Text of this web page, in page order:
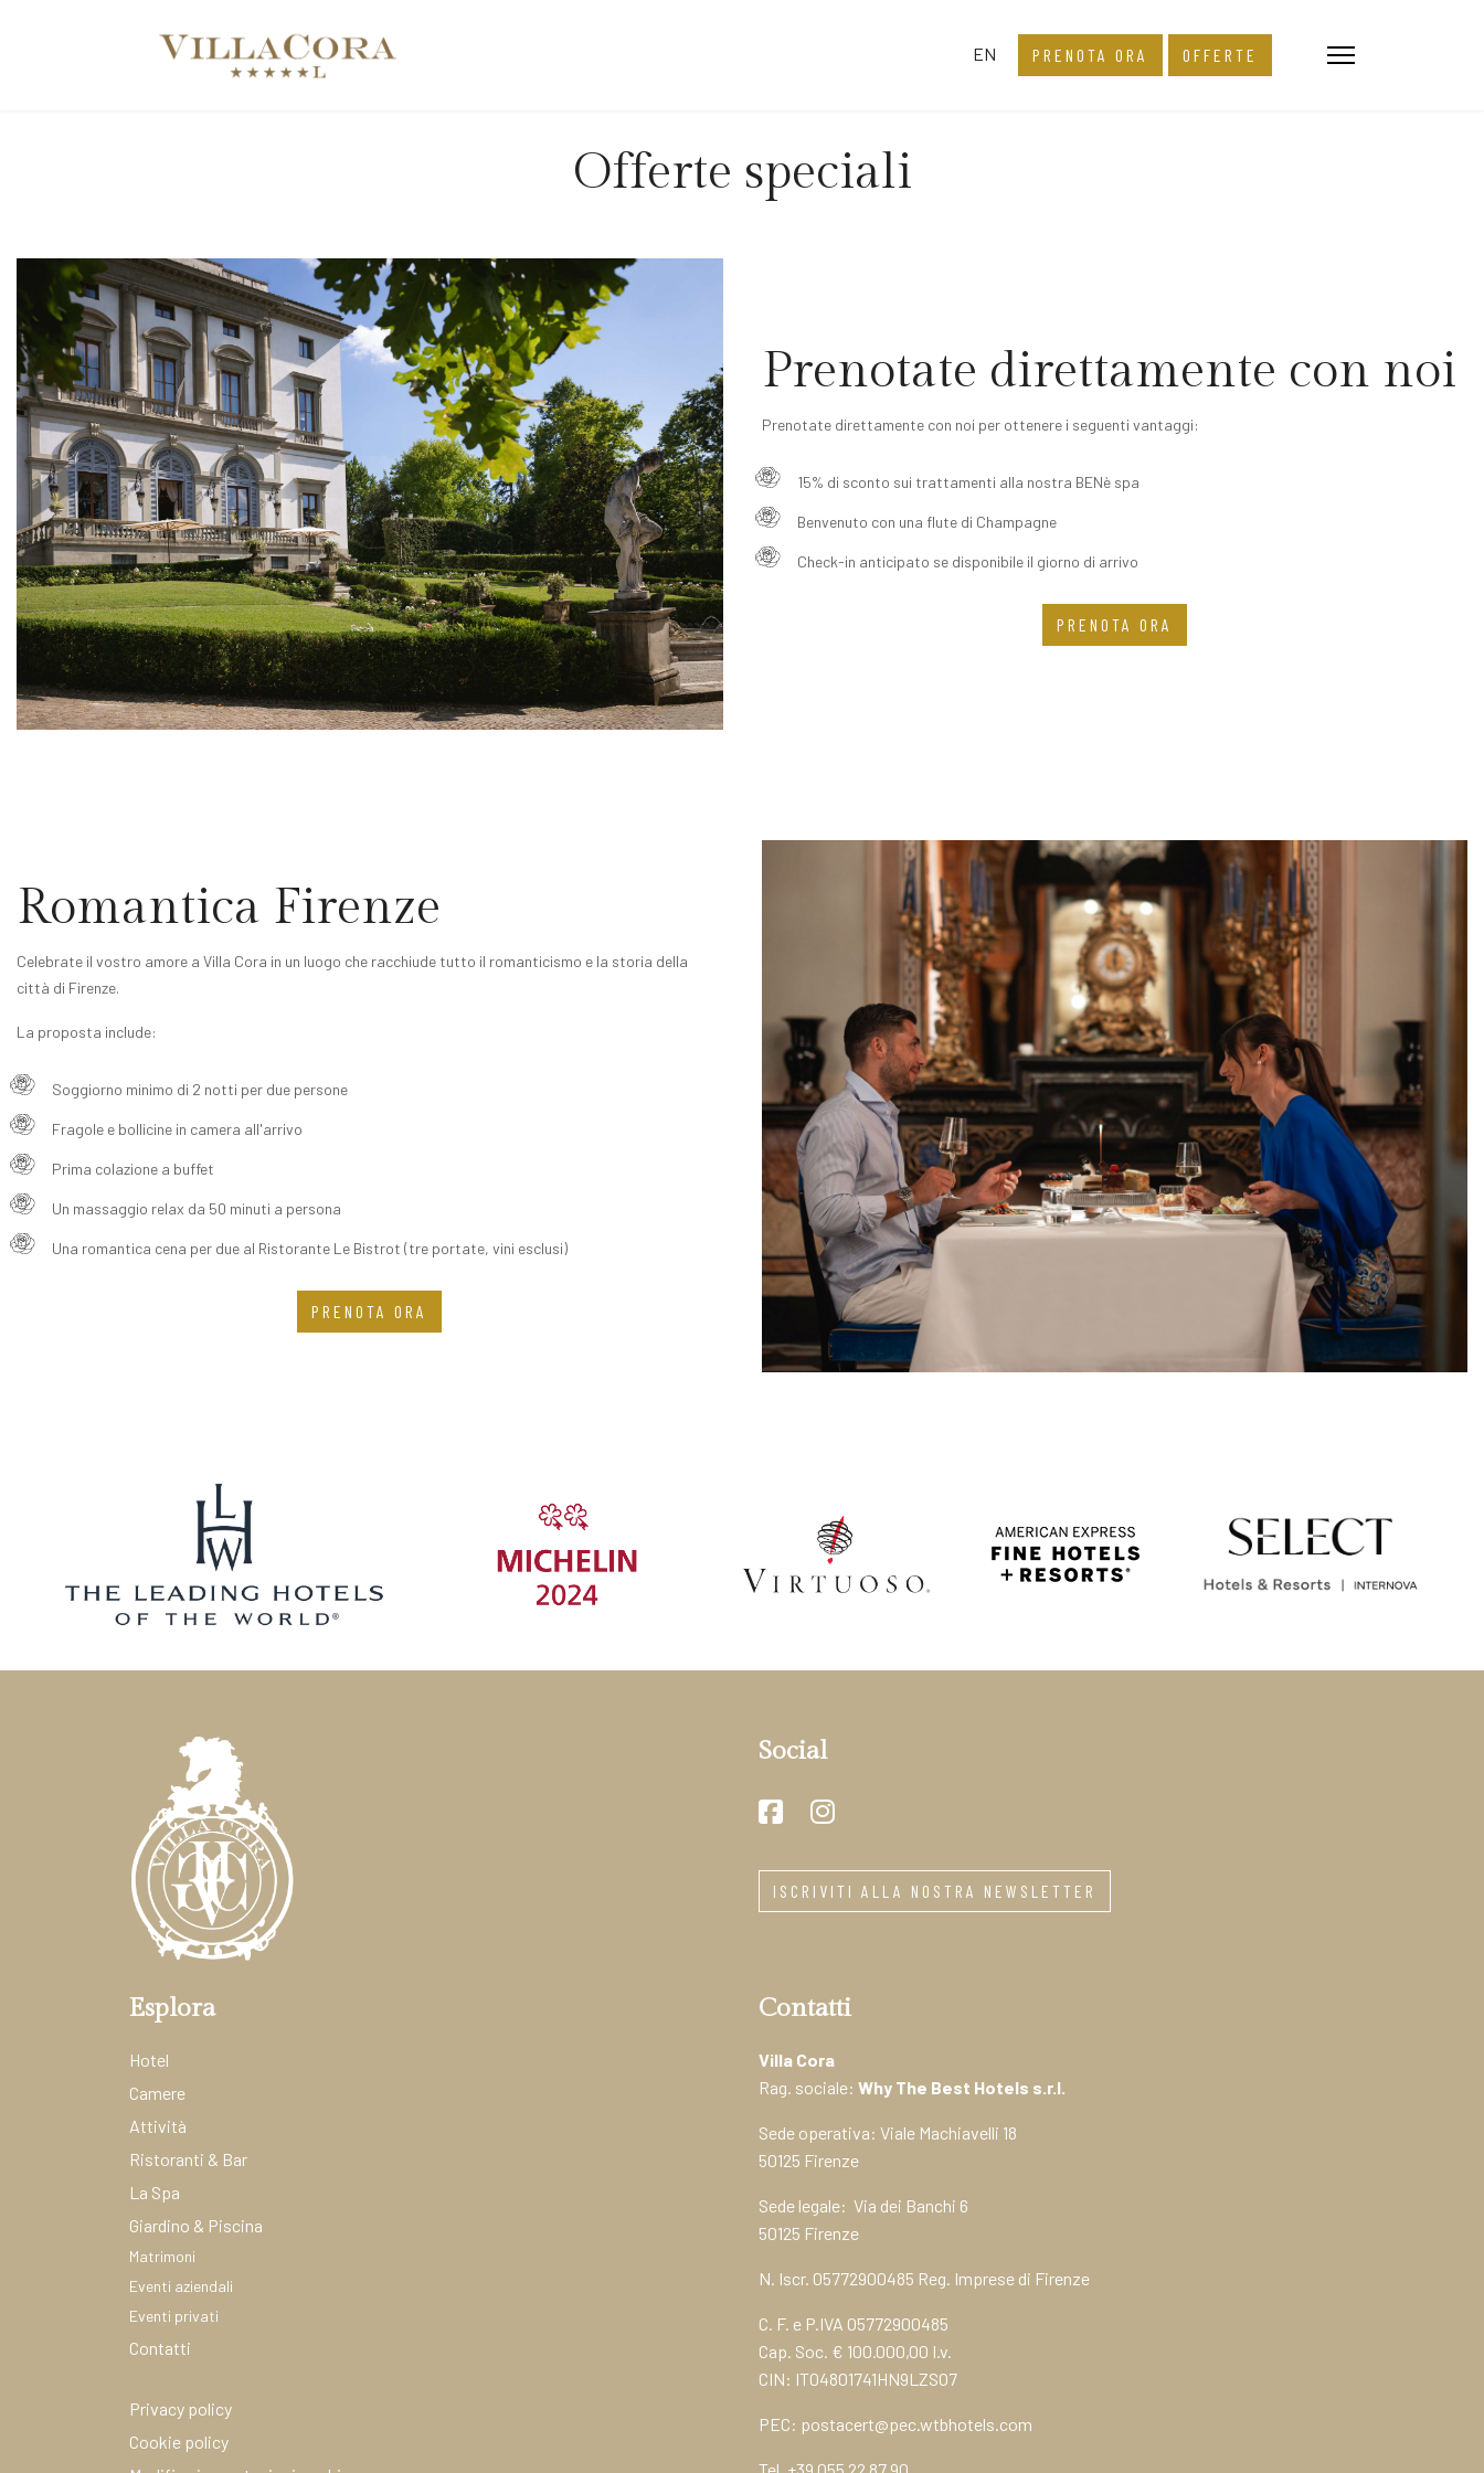
Seleziona la tua lingua
EN PRENOTA ORA OFFERTE
Offerte speciali
Prenotate direttamente con noi
Prenotate direttamente con noi per ottenere i seguenti vantaggi:
15% di sconto sui trattamenti alla nostra BENè spa
Benvenuto con una flute di Champagne
Check-in anticipato se disponibile il giorno di arrivo
PRENOTA ORA
Romantica Firenze
Celebrate il vostro amore a Villa Cora in un luogo che racchiude tutto il romanticismo e la storia della
città di Firenze.
La proposta include:
Soggiorno minimo di 2 notti per due persone
Fragole e bollicine in camera all'arrivo
Prima colazione a buffet
Un massaggio relax da 50 minuti a persona
Una romantica cena per due al Ristorante Le Bistrot (tre portate, vini esclusi)
PRENOTA ORA
Social
ISCRIVITI ALLA NOSTRA NEWSLETTER
Esplora
Hotel
Camere
Attività
Ristoranti & Bar
La Spa
Giardino & Piscina
Matrimoni
Eventi aziendali
Eventi privati
Contatti
Privacy policy
Cookie policy
Contatti
Villa Cora
Rag. sociale: Why The Best Hotels s.r.l.
Sede operativa: Viale Machiavelli 18
50125 Firenze
Sede legale: Via dei Banchi 6
50125 Firenze
N. Iscr. 05772900485 Reg. Imprese di Firenze
C. F. e P.IVA 05772900485
Cap. Soc. € 100.000,00 I.v.
CIN: IT04801741HN9LZSO7
PEC: postacert@pec.wtbhotels.com